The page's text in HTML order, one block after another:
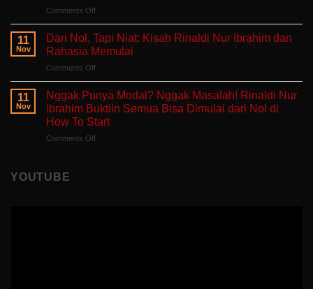
Sedang
Berjuang
Bercerita:
Buku
Self-
Healing
ke
Diri
Sendiri
Comments Offon
Tanpa
Takut
Salah:
Apa
yang
Ditemukan
Fitria
Saat
Mengajar
di
11
Nov
Dari Nol, Tapi Niat: Kisah Rinaldi Nur Ibrahim dan
Rahasia Memulai
Comments Offon
Tapi
Niat:
Kisah
Rinaldi
11
Nov
Nggak Punya Modal? Nggak Masalah! Rinaldi Nur
Ibrahim Buktiin Semua Bisa Dimulai dari Nol di
How To Start
Comments Offon
YOUTUBE